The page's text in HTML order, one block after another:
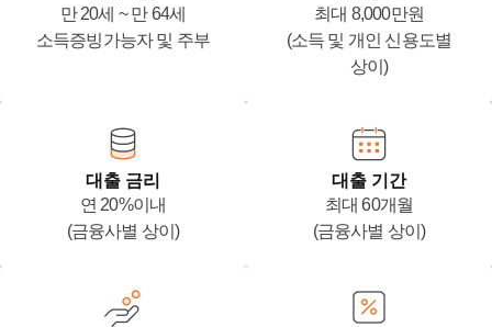
만 20세 ~ 만 64세
소득증빙가능자 및 주부
최대 8,000만원
(소득 및 개인 신용도별
상이)
대출 금리
연 20%이내
(금융사별 상이)
대출 기간
최대 60개월
(금융사별 상이)